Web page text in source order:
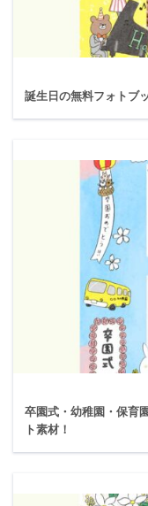
誕生日の無料フォトブ
卒園式・幼稚園・保育
ト素材！